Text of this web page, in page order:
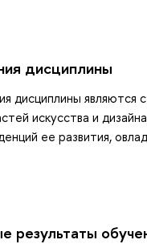
дисциплины
дисциплины являются
искусства и
ее развития,
результаты